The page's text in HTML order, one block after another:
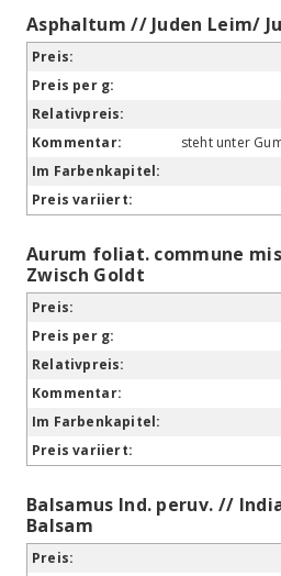
Asphaltum // Juden Leim/
steht unter
Aurum foliat. commune
Zwisch Goldt
Balsamus Ind. peruv. //
Balsam